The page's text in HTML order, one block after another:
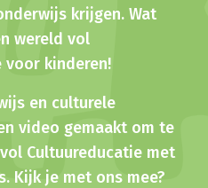
krijgen. Wat
wereld vol
voor kinderen!
en culturele
video gemaakt om te
Cultuureducatie met
Kijk je met ons mee?